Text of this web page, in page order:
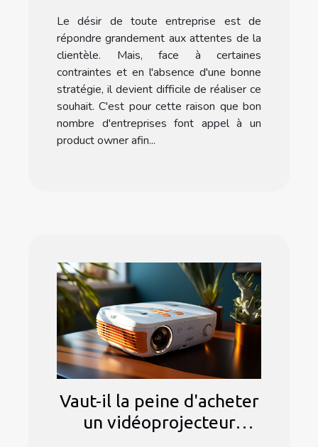
Le désir de toute entreprise est de
répondre grandement aux attentes de la
clientèle. Mais, face à certaines
contraintes et en l'absence d'une bonne
stratégie, il devient difficile de réaliser ce
souhait. C'est pour cette raison que bon
nombre d'entreprises font appel à un
product owner afin...
Vaut-il la peine d'acheter
un vidéoprojecteur